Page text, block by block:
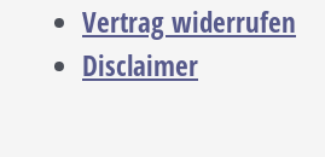
Vertrag widerrufen
Disclaimer